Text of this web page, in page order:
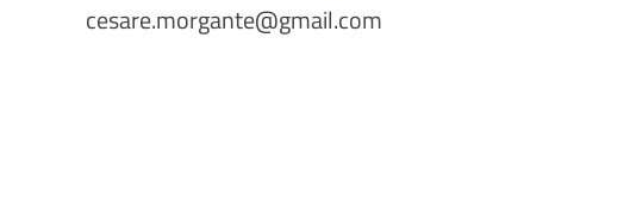
cesare.morgante@gmail.com